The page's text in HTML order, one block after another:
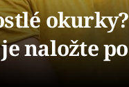
naložte